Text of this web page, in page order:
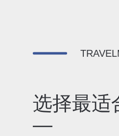
选择最适
—